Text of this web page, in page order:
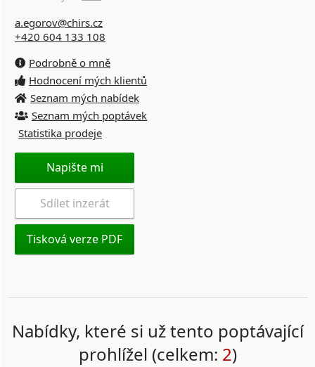
a.egorov@chirs.cz
+420 604 133 108
Podrobně o mně
Hodnocení mých klientů
Seznam mých nabídek
Seznam mých poptávek
Statistika prodeje
Napište mi
Sdílet inzerát
Tisková verze PDF
Nabídky, které si už tento poptávající
prohlížel (celkem: 2)